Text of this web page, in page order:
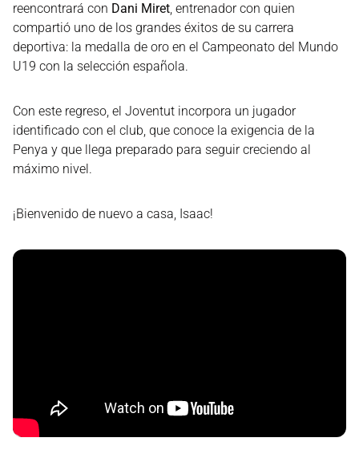
reencontrará con Dani Miret, entrenador con quien
compartió uno de los grandes éxitos de su carrera
deportiva: la medalla de oro en el Campeonato del Mundo
U19 con la selección española.
Con este regreso, el Joventut incorpora un jugador
identificado con el club, que conoce la exigencia de la
Penya y que llega preparado para seguir creciendo al
máximo nivel.
¡Bienvenido de nuevo a casa, Isaac!